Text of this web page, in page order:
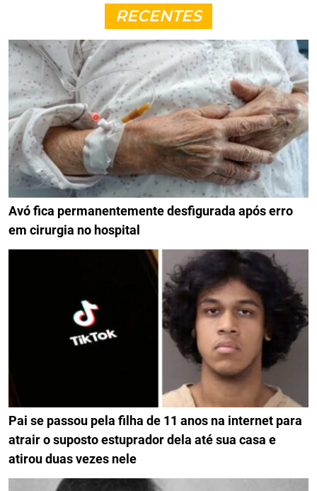
RECENTES
Avó fica permanentemente desfigurada após erro
em cirurgia no hospital
Pai se passou pela filha de 11 anos na internet para
atrair o suposto estuprador dela até sua casa e
atirou duas vezes nele